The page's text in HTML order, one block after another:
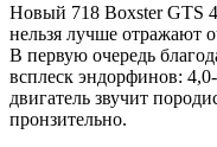
Новый 718 BoxsterGTS
нельзя лучше отражают
В первую очередь
всплеск эндорфинов:
двигатель звучит
пронзительно.